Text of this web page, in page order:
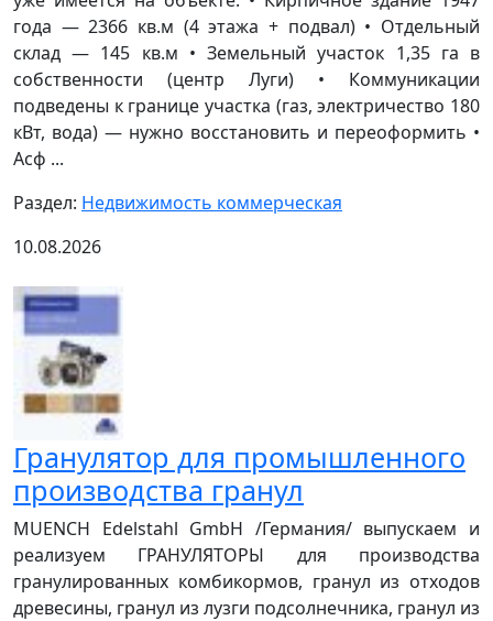
года — 2366 кв.м (4 этажа + подвал) • Отдельный
склад — 145 кв.м • Земельный участок 1,35 га в
собственности (центр Луги) • Коммуникации
подведены к границе участка (газ, электричество 180
кВт, вода) — нужно восстановить и переоформить •
Асф ...
Раздел: Недвижимость коммерческая
10.08.2026
Гранулятор для промышленного
производства гранул
MUENCH Edelstahl GmbH /Германия/ выпускаем и
реализуем ГРАНУЛЯТОРЫ для производства
гранулированных комбикормов, гранул из отходов
древесины, гранул из лузги подсолнечника, гранул из